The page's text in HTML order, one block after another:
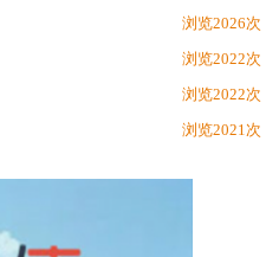
浏览2026次
浏览2022次
浏览2022次
浏览2021次